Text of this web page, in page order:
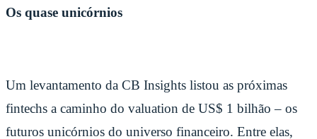
Os quase unicórnios
Um levantamento da CB Insights listou as próximas
fintechs a caminho do valuation de US$ 1 bilhão – os
futuros unicórnios do universo financeiro. Entre elas,